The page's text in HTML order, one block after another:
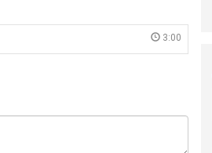
3:00